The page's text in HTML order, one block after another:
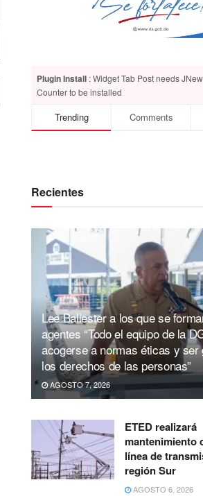
Plugin Install : Widget Tab Post needs
Counter to be installed
Trending Comments
Recientes
Lee Ballester a los que se
agentes “Todo el equipo de la
acogerse a normas éticas y ser
los derechos de las personas”
AGOSTO 7, 2026
ETED realizará
mantenimiento
línea de
región Sur
AGOSTO 6, 2026